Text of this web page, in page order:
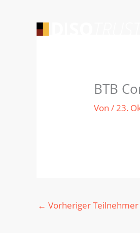
BTB
Von/23.
← Vorheriger Teilnehmer